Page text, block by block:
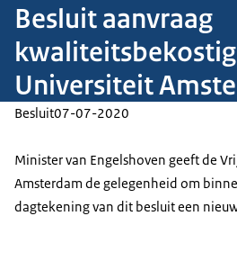
Besluit aanvraag
Universiteit
Besluit07-07-2020
Minister van Engelshoven geeft de
Amsterdam de gelegenheid om
dagtekening van dit besluit een